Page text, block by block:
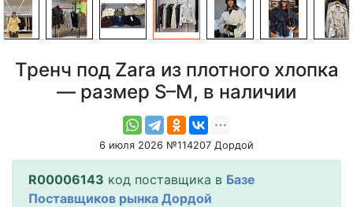
Тренч под Zara из плотного хлопка
— размер S–M, в наличии
6 июля 2026 №114207 Дордой
R00006143 код поставщика в Базе
Поставщиков рынка Дордой